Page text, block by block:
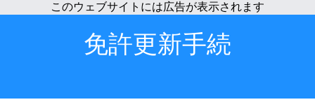
免許更新手続